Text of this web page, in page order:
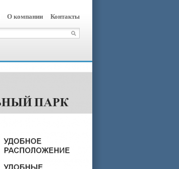
О компании Контакты